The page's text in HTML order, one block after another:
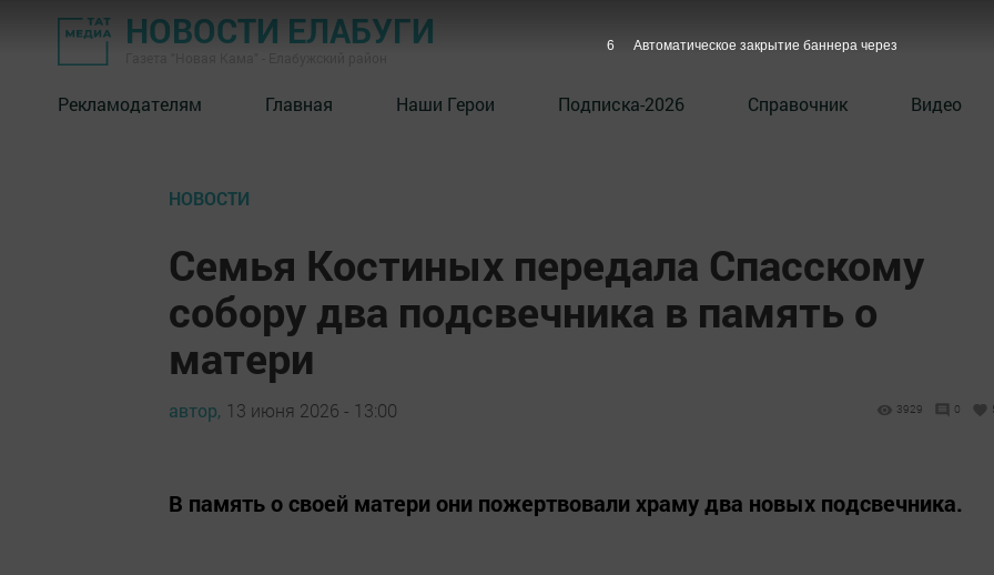
НОВОСТИ ЕЛАБУГИ
Рекламодателям Главная Наши Герои Подписка-2026 Справочник Видео
НОВОСТИ
Семья Костиных передала Спасскому
собору два подсвечника в память о
матери
автор, 13 июня 2026 - 13:00 3929 0
В память о своей матери они пожертвовали храму два новых подсвечника.
5 Автоматическое закрытие баннера через